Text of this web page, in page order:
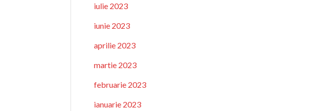
iulie 2023
iunie 2023
aprilie 2023
martie 2023
februarie 2023
ianuarie 2023